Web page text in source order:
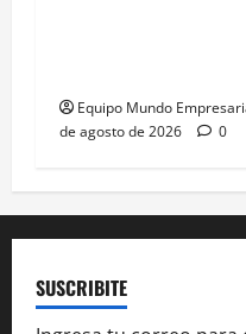
Equipo Mundo
de agosto de 2026
0
SUSCRIBITE